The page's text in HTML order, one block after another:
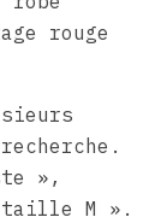
rouge
»,
taille M ».